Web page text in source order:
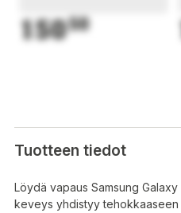
15050
Tuotteen tiedot
Löydä vapaus Samsung Galaxy
keveys yhdistyy